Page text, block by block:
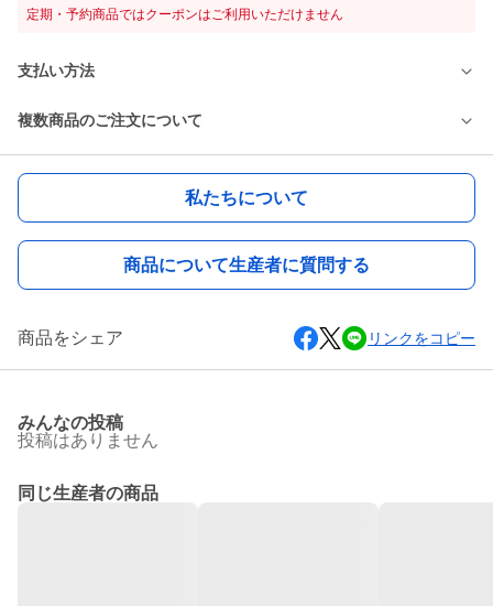
定期・予約商品ではクーポンはご利用いただけません
支払い方法
複数商品のご注文について
私たちについて
商品について生産者に質問する
商品をシェア リンクをコピー
みんなの投稿
投稿はありません
同じ生産者の商品